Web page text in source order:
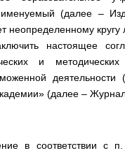
(далее –
неопределенному
настоящее
и
(далее –
в соответствии с